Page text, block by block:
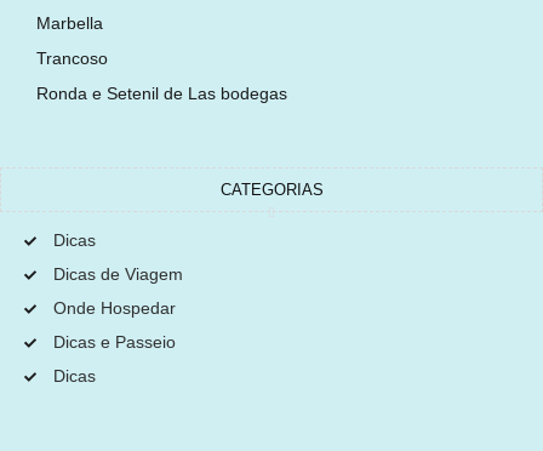
Marbella
Trancoso
Ronda e Setenil de Las bodegas
CATEGORIAS
Dicas
Dicas de Viagem
Onde Hospedar
Dicas e Passeio
Dicas